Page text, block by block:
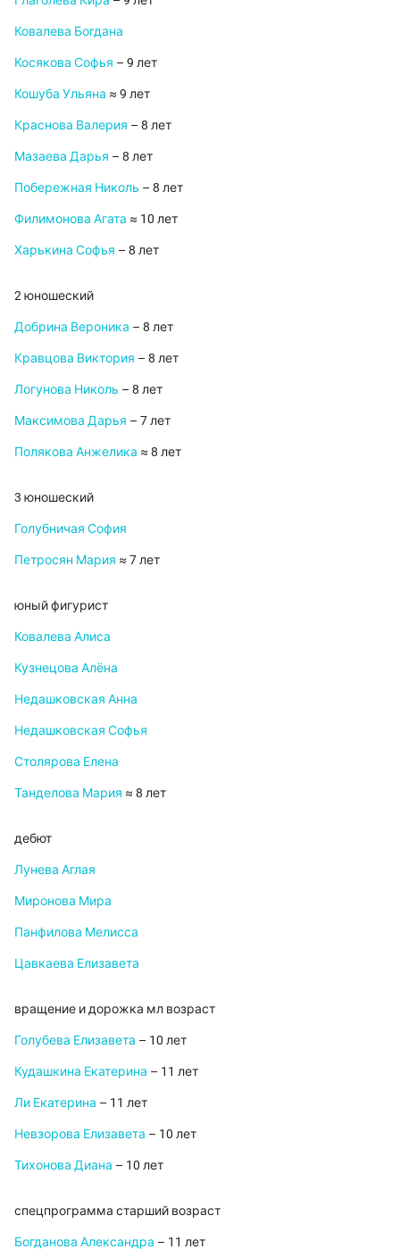
Ковалева Богдана
Косякова Софья – 9 лет
Кошуба Ульяна ≈ 9 лет
Краснова Валерия – 8 лет
Мазаева Дарья – 8 лет
Побережная Николь – 8 лет
Филимонова Агата ≈ 10 лет
Харькина Софья – 8 лет
2 юношеский
Добрина Вероника – 8 лет
Кравцова Виктория – 8 лет
Логунова Николь – 8 лет
Максимова Дарья – 7 лет
Полякова Анжелика ≈ 8 лет
3 юношеский
Голубничая София
Петросян Мария ≈ 7 лет
юный фигурист
Ковалева Алиса
Кузнецова Алёна
Недашковская Анна
Недашковская Софья
Столярова Елена
Танделова Мария ≈ 8 лет
дебют
Лунева Аглая
Миронова Мира
Панфилова Мелисса
Цавкаева Елизавета
вращение и дорожка мл возраст
Голубева Елизавета – 10 лет
Кудашкина Екатерина – 11 лет
Ли Екатерина – 11 лет
Невзорова Елизавета – 10 лет
Тихонова Диана – 10 лет
спецпрограмма старший возраст
Богданова Александра – 11 лет